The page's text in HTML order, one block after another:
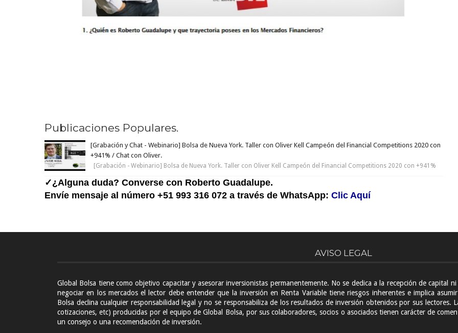
Publicaciones Populares.
[Grabación y Chat - Webinario] Bolsa de Nueva York. Taller con Oliver Kell Campeón del Financial Competitions 2020 con
+941% / Chat con Oliver.
[Grabación - Webinario] Bolsa de Nueva York. Taller con Oliver Kell Campeón del Financial Competitions 2020 con +941%
✓¿Alguna duda? Converse con Roberto Guadalupe.
Envíe mensaje al número +51 993 316 072 a través de WhatsApp: Clic Aquí
AVISO LEGAL
Global Bolsa tiene como objetivo capacitar y asesorar inversionistas permanentemente. No se dedica a la recepción de capital
negociar en los mercados el lector debe entender que la inversión en Renta Variable tiene riesgos inherentes e implica
Bolsa declina cualquier responsabilidad legal y no se responsabiliza de los resultados de inversión obtenidos por sus lectores.
cotizaciones, etc) producidas por el equipo de Global Bolsa, por sus colaboradores, socios o asociados tienen carácter de
un consejo o una recomendación de inversión.